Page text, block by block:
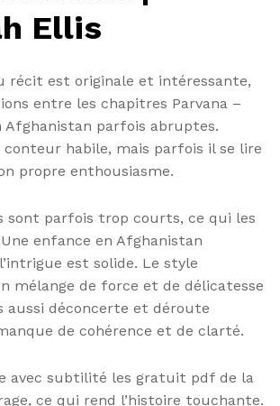
Ellis
récit est originale et intéressante,
entre les chapitres Parvana –
Afghanistan parfois abruptes.
conteur habile, mais parfois il se lire
propre enthousiasme.
sont parfois trop courts, ce qui les
enfance en Afghanistan
est solide. Le style
mélange de force et de délicatesse
aussi déconcerte et déroute
de cohérence et de clarté.
avec subtilité les gratuit pdf de la
ce qui rend l’histoire touchante.